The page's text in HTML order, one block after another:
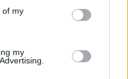
of my
my
(Backyard
στο Disney+.